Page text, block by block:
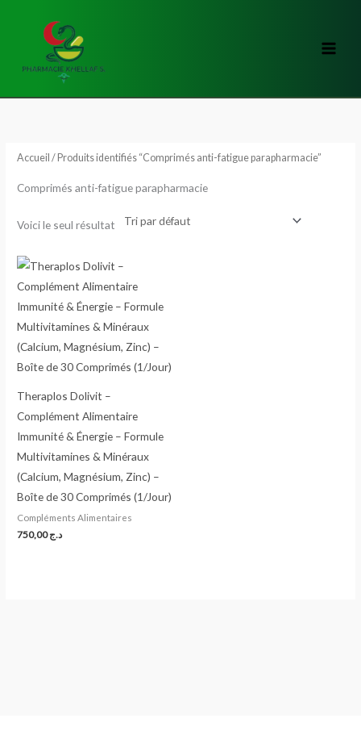
Accueil / Produits identifiés “Comprimés anti-fatigue parapharmacie”
Comprimés anti-fatigue parapharmacie
Voici le seul résultat
Theraplos Dolivit –
Complément Alimentaire
Immunité & Énergie – Formule
Multivitamines & Minéraux
(Calcium, Magnésium, Zinc) –
Boîte de 30 Comprimés (1/Jour)
Compléments Alimentaires
د.ج750,00